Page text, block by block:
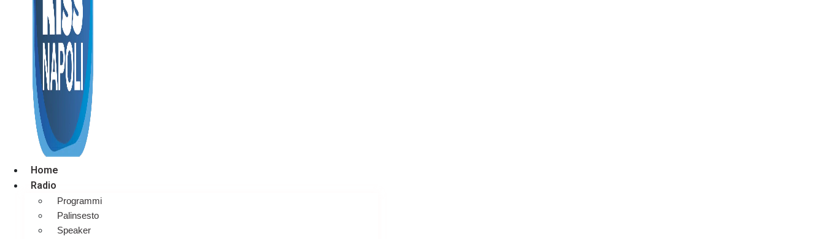
Home
Radio
Programmi
Palinsesto
Speaker